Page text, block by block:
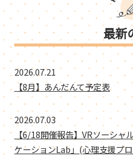
最新
2026.07.21
【8月】あんだんて予定表
2026.07.03
【6/18開催報告】VRソーシャ
ケーションLab」(心理支援プ